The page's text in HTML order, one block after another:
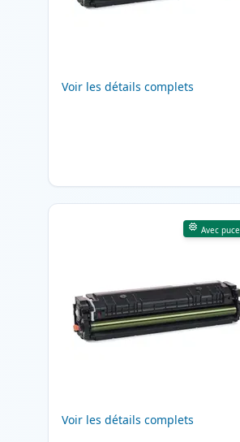
Voir les détails complets
Avec puce
Voir les détails complets